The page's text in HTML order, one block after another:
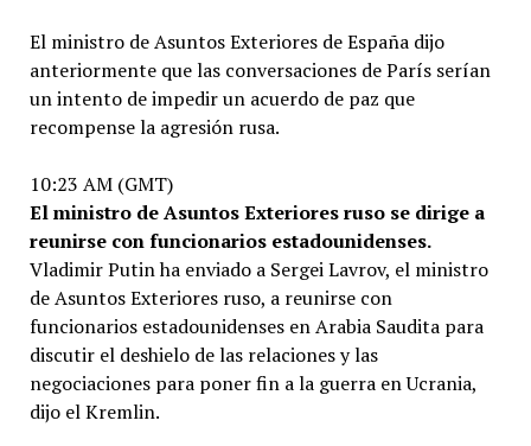
El ministro de Asuntos Exteriores de España dijo
anteriormente que las conversaciones de París serían
un intento de impedir un acuerdo de paz que
recompense la agresión rusa.
10:23 AM (GMT)
El ministro de Asuntos Exteriores ruso se dirige a
reunirse con funcionarios estadounidenses.
Vladimir Putin ha enviado a Sergei Lavrov, el ministro
de Asuntos Exteriores ruso, a reunirse con
funcionarios estadounidenses en Arabia Saudita para
discutir el deshielo de las relaciones y las
negociaciones para poner fin a la guerra en Ucrania,
dijo el Kremlin.